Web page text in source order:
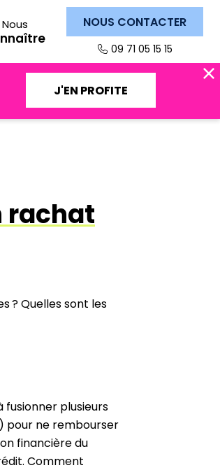
Nous NOUS CONTACTER
09 71 05 15 15
J'EN PROFITE
rachat
? Quelles sont les
plusieurs
pour ne rembourser
financière du
Comment